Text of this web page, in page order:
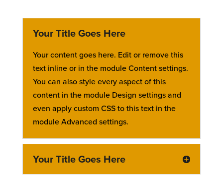
Your Title Goes Here
Your content goes here. Edit or remove this
text inline or in the module Content settings.
You can also style every aspect of this
content in the module Design settings and
even apply custom CSS to this text in the
module Advanced settings.
Your Title Goes Here